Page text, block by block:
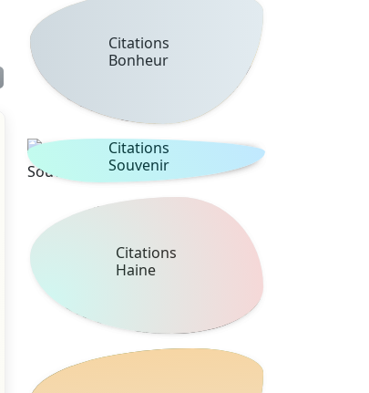
Citations
Bonheur
Citations
Souvenir
Citations
Haine